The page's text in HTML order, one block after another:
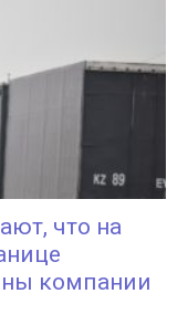
что на
компании